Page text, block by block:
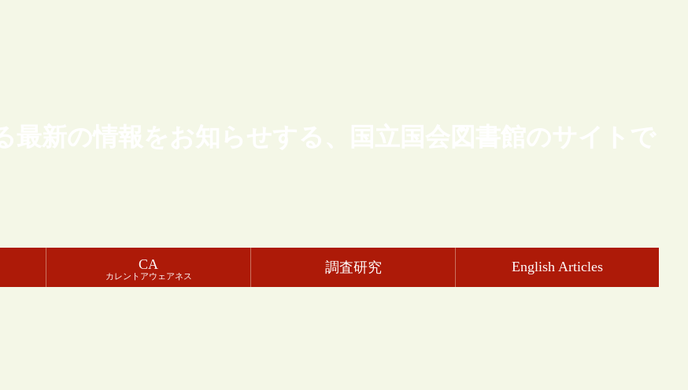
最新の情報をお知らせする、国立国会図書館のサイトで
CA
カレントアウェアネス
調査研究 English Articles